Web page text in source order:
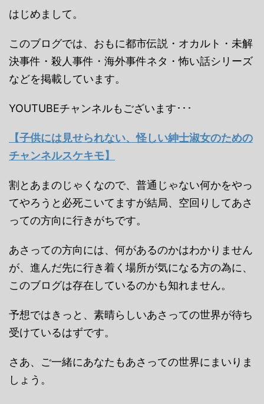
はじめまして。
このブログでは、おもに都市伝説・オカルト・未解
決事件・殺人事件・海外事件ネタ・怖い話シリーズ
などを掲載しています。
YOUTUBEチャンネルもございます･･･
【子供には見せられない、怪しい紳士淑女のための
チャンネルスケキモ】
割とあまのじゃくなので、普通じゃない何かをやっ
てやろうと必死こいてますが結局、空回りしてあさ
っての方向に行きがちです。
あさっての方向には、何があるのかはわかりません
が、進んだ先に行き着く場所が気になる方の為に、
このブログは存在しているのかも知れません。
予想ではきっと、素晴らしいあさっての世界が待ち
受けているはずです。
さあ、ご一緒にあなたもあさっての世界にまいりま
しょう。